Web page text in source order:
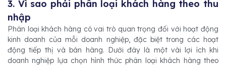
3. Vì sao phải phân loại khách hàng theo thu
nhập
Phân loại khách hàng có vai trò quan trọng đối với hoạt động
kinh doanh của mỗi doanh nghiệp, đặc biệt trong các hoạt
động tiếp thị và bán hàng. Dưới đây là một vài lợi ích khi
doanh nghiệp lựa chọn hình thức phân loại khách hàng theo